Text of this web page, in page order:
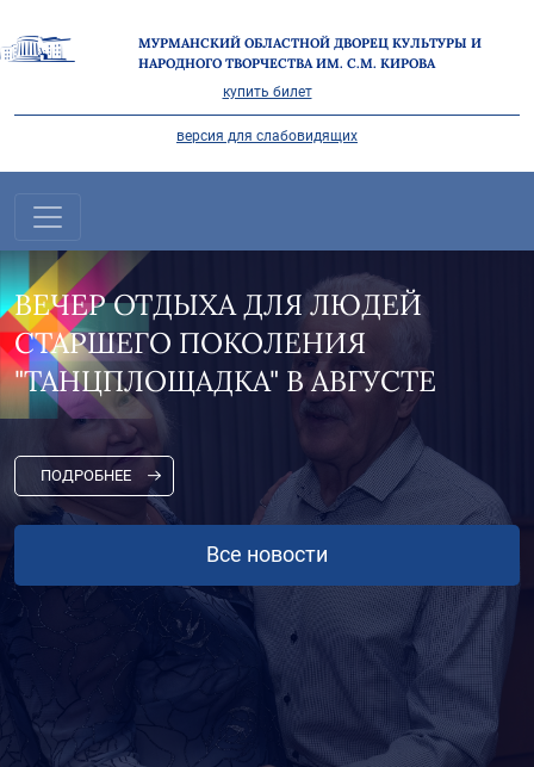
МУРМАНСКИЙ ОБЛАСТНОЙ ДВОРЕЦ КУЛЬТУРЫ И
НАРОДНОГО ТВОРЧЕСТВА ИМ. С.М. КИРОВА
купить билет
версия для слабовидящих
ВЕЧЕР ОТДЫХА ДЛЯ ЛЮДЕЙ
СТАРШЕГО ПОКОЛЕНИЯ
"ТАНЦПЛОЩАДКА" В АВГУСТЕ
ПОДРОБНЕЕ
Все новости